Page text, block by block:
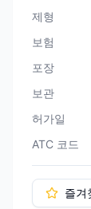
제형
보험
포장
보관
허가일
ATC 코드
즐겨